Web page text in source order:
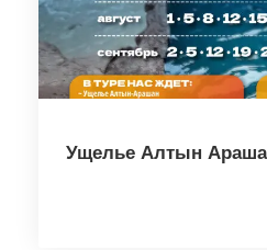
Ущелье Алтын